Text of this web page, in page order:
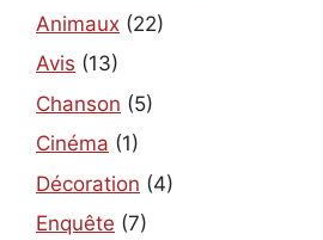
Animaux (22)
Avis (13)
Chanson (5)
Cinéma (1)
Décoration (4)
Enquête (7)